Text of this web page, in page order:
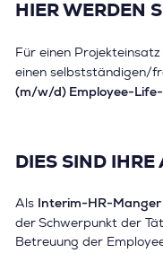
HIER WERDEN
Für einen
einen selbstständigen/
(m/w/d) Employee-Life-
DIES SIND
Als Interim-HR-
der Schwerpunkt der
Betreuung der